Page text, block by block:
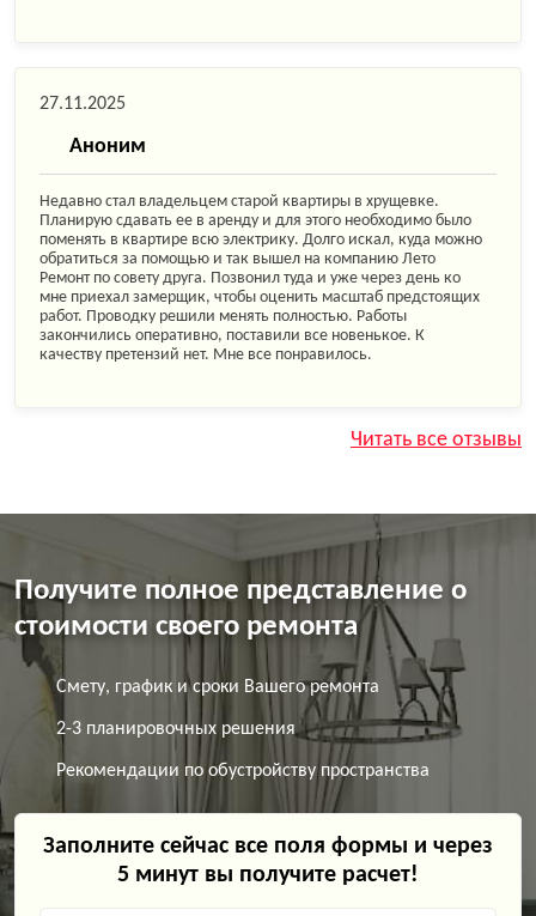
27.11.2025
Аноним
Недавно стал владельцем старой квартиры в хрущевке.
Планирую сдавать ее в аренду и для этого необходимо было
поменять в квартире всю электрику. Долго искал, куда можно
обратиться за помощью и так вышел на компанию Лето
Ремонт по совету друга. Позвонил туда и уже через день ко
мне приехал замерщик, чтобы оценить масштаб предстоящих
работ. Проводку решили менять полностью. Работы
закончились оперативно, поставили все новенькое. К
качеству претензий нет. Мне все понравилось.
Читать все отзывы
Заполните сейчас все поля формы и через
5 минут вы получите расчет!
Получите полное представление о
стоимости своего ремонта
Смету, график и сроки Вашего ремонта
2-3 планировочных решения
Рекомендации по обустройству пространства